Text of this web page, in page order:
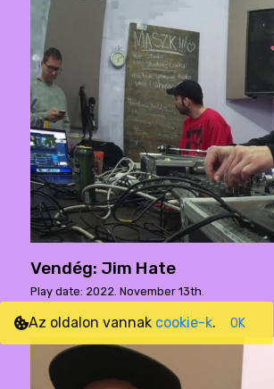
Vendég: Jim Hate
Play date: 2022. November 13th.
Az oldalon vannak cookie-k. OK